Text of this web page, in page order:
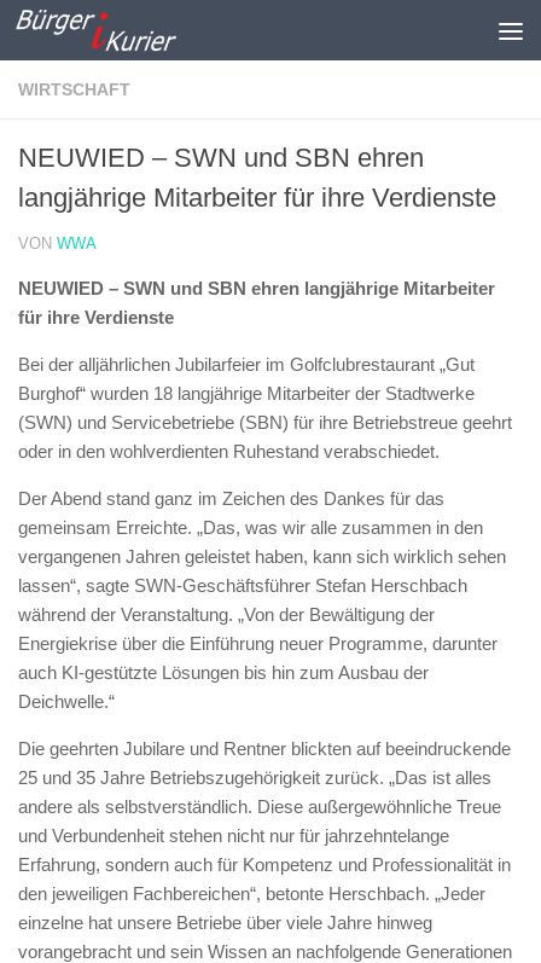
Zum Inhalt springen
WIRTSCHAFT
NEUWIED – SWN und SBN ehren
langjährige Mitarbeiter für ihre Verdienste
VON WWA
NEUWIED – SWN und SBN ehren langjährige Mitarbeiter
für ihre Verdienste
Bei der alljährlichen Jubilarfeier im Golfclubrestaurant „Gut
Burghof“ wurden 18 langjährige Mitarbeiter der Stadtwerke
(SWN) und Servicebetriebe (SBN) für ihre Betriebstreue geehrt
oder in den wohlverdienten Ruhestand verabschiedet.
Der Abend stand ganz im Zeichen des Dankes für das
gemeinsam Erreichte. „Das, was wir alle zusammen in den
vergangenen Jahren geleistet haben, kann sich wirklich sehen
lassen“, sagte SWN-Geschäftsführer Stefan Herschbach
während der Veranstaltung. „Von der Bewältigung der
Energiekrise über die Einführung neuer Programme, darunter
auch KI-gestützte Lösungen bis hin zum Ausbau der
Deichwelle.“
Die geehrten Jubilare und Rentner blickten auf beeindruckende
25 und 35 Jahre Betriebszugehörigkeit zurück. „Das ist alles
andere als selbstverständlich. Diese außergewöhnliche Treue
und Verbundenheit stehen nicht nur für jahrzehntelange
Erfahrung, sondern auch für Kompetenz und Professionalität in
den jeweiligen Fachbereichen“, betonte Herschbach. „Jeder
einzelne hat unsere Betriebe über viele Jahre hinweg
vorangebracht und sein Wissen an nachfolgende Generationen